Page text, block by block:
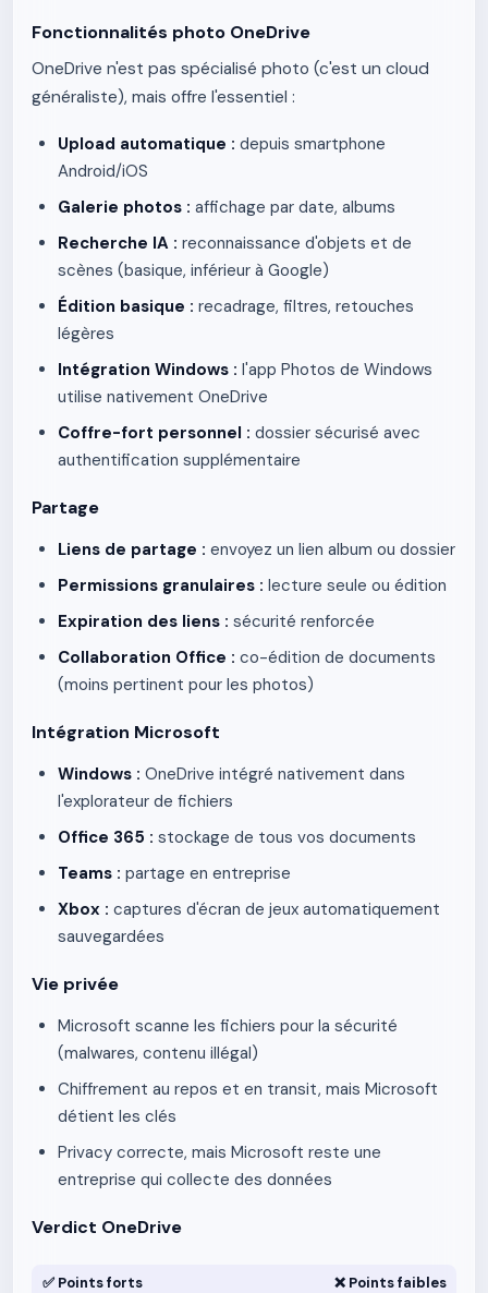
Fonctionnalités photo OneDrive
OneDrive n'est pas spécialisé photo (c'est un cloud
généraliste), mais offre l'essentiel :
Upload automatique : depuis smartphone
Android/iOS
Galerie photos : affichage par date, albums
Recherche IA : reconnaissance d'objets et de
scènes (basique, inférieur à Google)
Édition basique : recadrage, filtres, retouches
légères
Intégration Windows : l'app Photos de Windows
utilise nativement OneDrive
Coffre-fort personnel : dossier sécurisé avec
authentification supplémentaire
Partage
Liens de partage : envoyez un lien album ou dossier
Permissions granulaires : lecture seule ou édition
Expiration des liens : sécurité renforcée
Collaboration Office : co-édition de documents
(moins pertinent pour les photos)
Intégration Microsoft
Windows : OneDrive intégré nativement dans
l'explorateur de fichiers
Office 365 : stockage de tous vos documents
Teams : partage en entreprise
Xbox : captures d'écran de jeux automatiquement
sauvegardées
Vie privée
Microsoft scanne les fichiers pour la sécurité
(malwares, contenu illégal)
Chiffrement au repos et en transit, mais Microsoft
détient les clés
Privacy correcte, mais Microsoft reste une
entreprise qui collecte des données
Verdict OneDrive
✅ Points forts ❌ Points faibles